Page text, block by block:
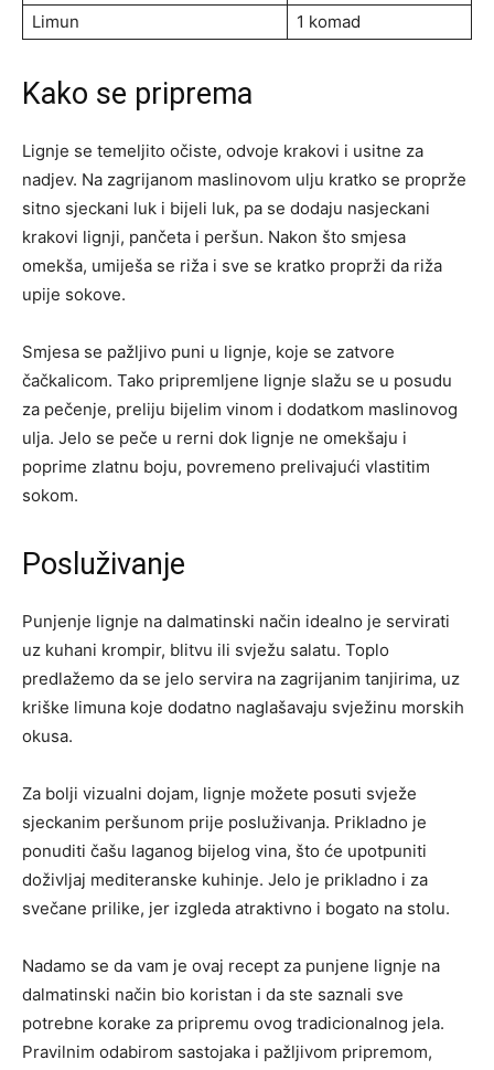
Limun
1 komad
Kako se priprema
Lignje se temeljito očiste, odvoje krakovi i usitne za
nadjev. Na zagrijanom maslinovom ulju kratko se proprže
sitno sjeckani luk i bijeli luk, pa se dodaju nasjeckani
krakovi lignji, pančeta i peršun. Nakon što smjesa
omekša, umiješa se riža i sve se kratko proprži da riža
upije sokove.
Smjesa se pažljivo puni u lignje, koje se zatvore
čačkalicom. Tako pripremljene lignje slažu se u posudu
za pečenje, preliju bijelim vinom i dodatkom maslinovog
ulja. Jelo se peče u rerni dok lignje ne omekšaju i
poprime zlatnu boju, povremeno prelivajući vlastitim
sokom.
Posluživanje
Punjenje lignje na dalmatinski način idealno je servirati
uz kuhani krompir, blitvu ili svježu salatu. Toplo
predlažemo da se jelo servira na zagrijanim tanjirima, uz
kriške limuna koje dodatno naglašavaju svježinu morskih
okusa.
Za bolji vizualni dojam, lignje možete posuti svježe
sjeckanim peršunom prije posluživanja. Prikladno je
ponuditi čašu laganog bijelog vina, što će upotpuniti
doživljaj mediteranske kuhinje. Jelo je prikladno i za
svečane prilike, jer izgleda atraktivno i bogato na stolu.
Nadamo se da vam je ovaj recept za punjene lignje na
dalmatinski način bio koristan i da ste saznali sve
potrebne korake za pripremu ovog tradicionalnog jela.
Pravilnim odabirom sastojaka i pažljivom pripremom,